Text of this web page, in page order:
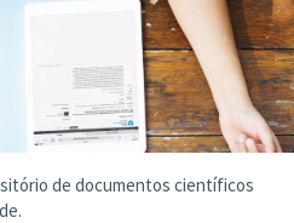
de documentos científicos